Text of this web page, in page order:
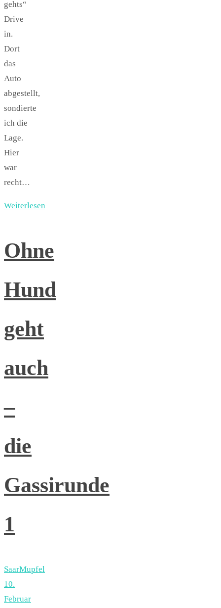
gehts“
Drive
in.
Dort
das
Auto
abgestellt,
sondierte
ich die
Lage.
Hier
war
recht…
Weiterlesen
Ohne
Hund
geht
auch
–
die
Gassirunde
1
SaarMupfel
10.
Februar